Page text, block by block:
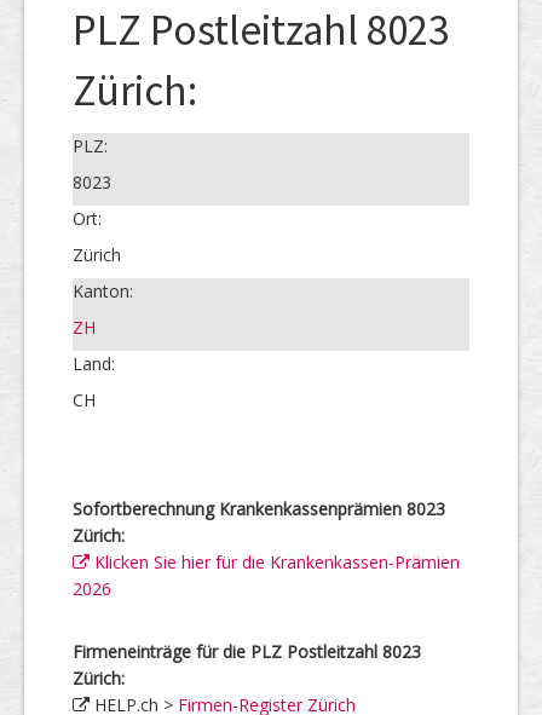
PLZ Postleitzahl 8023
Zürich:
PLZ:
8023
Ort:
Zürich
Kanton:
ZH
Land:
CH
Sofortberechnung Krankenkassenprämien 8023
Zürich:
Klicken Sie hier für die Krankenkassen-Prämien
2026
Firmeneinträge für die PLZ Postleitzahl 8023
Zürich:
HELP.ch > Firmen-Register Zürich